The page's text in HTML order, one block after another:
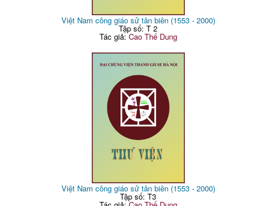
Việt Nam công giáo sử tân biên (1553 - 2000)
Tập số: T 2
Tác giả:Cao Thế Dung
Việt Nam công giáo sử tân biên (1553 - 2000)
Tập số: T3